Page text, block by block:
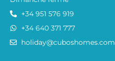
+34 951 576 919
+34 640 371 777
holiday@cuboshomes.com